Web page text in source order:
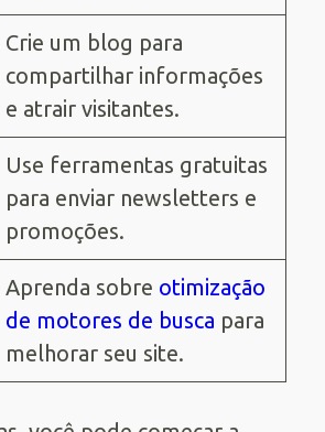
Crie um blog para
compartilhar informações
e atrair visitantes.
Use ferramentas gratuitas
para enviar newsletters e
promoções.
Aprenda sobre otimização
de motores de busca para
melhorar seu site.